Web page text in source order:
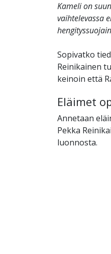
Kameli on
vaihtelevassa
Sopivatko
Reinikainen
keinoin että
Eläimet
Annetaan
Pekka
luonnosta.